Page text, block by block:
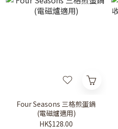
Four Seasons 三格煎蛋鍋
(電磁爐適用)
HK$128.00